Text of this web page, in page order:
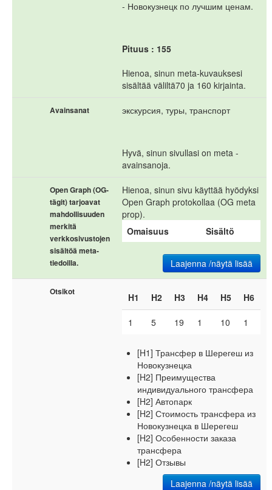
- Новокузнецк по лучшим ценам.
Pituus : 155
Hienoa, sinun meta-kuvauksesi
sisältää väliltä70 ja 160 kirjainta.
Avainsanat экскурсия, туры, транспорт
Hyvä, sinun sivullasi on meta -
avainsanoja.
Open Graph (OG-
tägit) tarjoavat
mahdollisuuden
merkitä
verkkosivustojen
sisältöä meta-
tiedoilla.
Hienoa, sinun sivu käyttää hyödyksi
Open Graph protokollaa (OG meta
prop).
Omaisuus
Sisältö
Laajenna /näytä lisää
Otsikot H1 H2 H3 H4 H5 H6
1 5 19 1 10 1
[H1] Трансфер в Шерегеш из
Новокузнецка
[H2] Преимущества
индивидуального трансфера
[H2] Автопарк
[H2] Стоимость трансфера из
Новокузнецка в Шерегеш
[H2] Особенности заказа
трансфера
[H2] Отзывы
Laajenna /näytä lisää